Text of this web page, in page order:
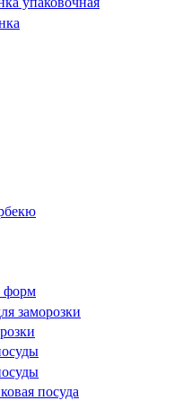
форм
заморозки
посуда